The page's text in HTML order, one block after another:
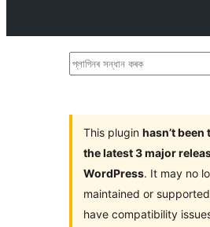
প্লাগিনৰ
This plugin hasn’t
the latest 3 major
WordPress. It may no
maintained or
have compatibility